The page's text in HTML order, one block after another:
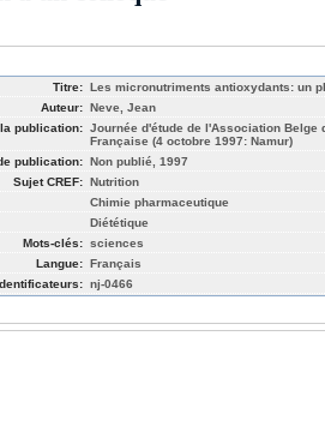
Titre: Les micronutriments antioxydants: un
Auteur: Neve, Jean
publication: Journée d'étude de l'Association Belge
Française (4 octobre 1997: Namur)
publication: Non publié, 1997
Sujet CREF: Nutrition
Chimie pharmaceutique
Diététique
Mots-clés: sciences
Langue: Français
nj-0466